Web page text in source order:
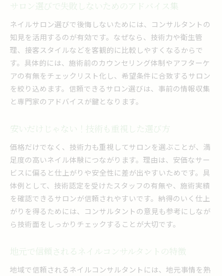
サロン選びで失敗しないためのアドバイス集
ネイルサロン選びで後悔しないためには、コンサルタントの
知見を活用するのが有効です。なぜなら、技術力や衛生管
理、接客スタイルなどを客観的に比較しやすくなるからで
す。具体的には、施術前のカウンセリング体制やアフターケ
アの有無をチェックリスト化し、希望条件に合致するサロン
を絞り込めます。信頼できるサロン選びは、事前の情報収集
と専門家のアドバイスが鍵となります。
安いだけじゃない！技術も重視した選び方
価格だけでなく、技術力も重視してサロンを選ぶことが、満
足度の高いネイル体験につながります。理由は、安価なサー
ビスに偏ると仕上がりや安全性に差が出やすいためです。具
体例として、技術認定を受けたスタッフの有無や、施術実績
を確認できるサロンが信頼されやすいです。納得のいく仕上
がりを得るためには、コンサルタントの意見も参考にしなが
ら技術面をしっかりチェックすることが大切です。
地元で信頼されるネイルコンサルタントの特徴
地域で信頼されるネイルコンサルタントには、地元事情を熟